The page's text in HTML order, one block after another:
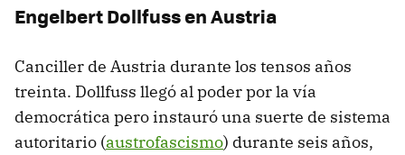
Engelbert Dollfuss en Austria
Canciller de Austria durante los tensos años
treinta. Dollfuss llegó al poder por la vía
democrática pero instauró una suerte de sistema
autoritario (austrofascismo) durante seis años,